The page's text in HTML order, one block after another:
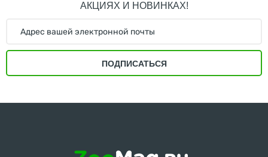
АКЦИЯХ И НОВИНКАХ!
ПОДПИСАТЬСЯ